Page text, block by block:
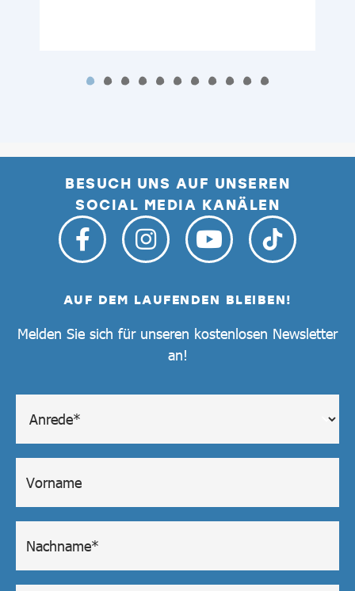
BESUCH UNS AUF UNSEREN
SOCIAL MEDIA KANÄLEN
AUF DEM LAUFENDEN BLEIBEN!
Melden Sie sich für unseren kostenlosen Newsletter
an!